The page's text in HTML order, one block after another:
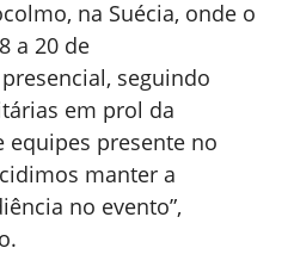
na Suécia, onde o
a 20 de
seguindo
em prol da
equipes presente no
manter a
no evento”,